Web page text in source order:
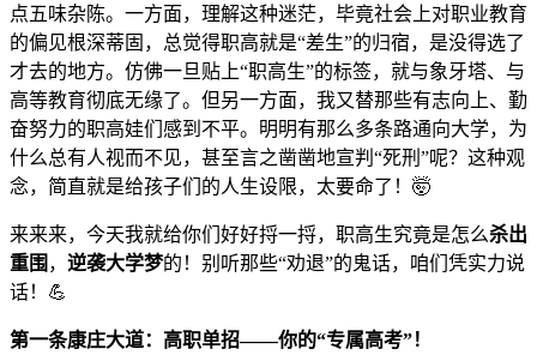
点五味杂陈。一方面，理解这种迷茫，毕竟社会上对职业教育
的偏见根深蒂固，总觉得职高就是“差生”的归宿，是没得选了
才去的地方。仿佛一旦贴上“职高生”的标签，就与象牙塔、与
高等教育彻底无缘了。但另一方面，我又替那些有志向上、勤
奋努力的职高娃们感到不平。明明有那么多条路通向大学，为
什么总有人视而不见，甚至言之凿凿地宣判“死刑”呢？这种观
念，简直就是给孩子们的人生设限，太要命了！🤯
来来来，今天我就给你们好好捋一捋，职高生究竟是怎么杀出
重围 ， 逆袭大学梦的！别听那些“劝退”的鬼话，咱们凭实力说
话！💪
第一条康庄大道：高职单招——你的“专属高考”！